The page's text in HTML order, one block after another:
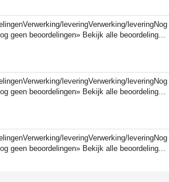
leveringVerwerking/
geen beoordelingen» Bekijk alle beoordeling...
leveringVerwerking/
geen beoordelingen» Bekijk alle beoordeling...
leveringVerwerking/
geen beoordelingen» Bekijk alle beoordeling...